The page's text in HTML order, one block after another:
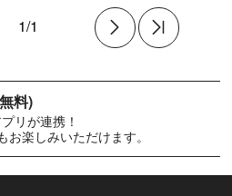
1/1
料)
リが連携！
楽しみいただけます。